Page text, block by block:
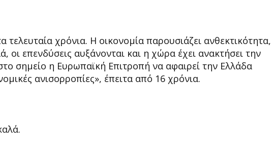
χρόνια. Η οικονομία παρουσιάζει ανθεκτικότητα,
οι επενδύσεις αυξάνονται και η χώρα έχει ανακτήσει την
σημείο η Ευρωπαϊκή Επιτροπή να αφαιρεί την Ελλάδα
ανισορροπίες», έπειτα από 16 χρόνια.